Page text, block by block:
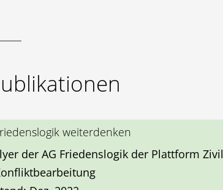
weiterdenken
der AG Friedenslogik der Plattform